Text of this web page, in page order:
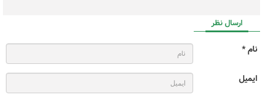
ارسال نظر
نام *
ایمیل